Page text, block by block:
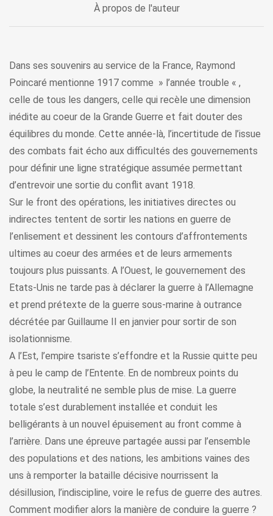
À propos de l'auteur
Dans ses souvenirs au service de la France, Raymond
Poincaré mentionne 1917 comme » l’année trouble « ,
celle de tous les dangers, celle qui recèle une dimension
inédite au coeur de la Grande Guerre et fait douter des
équilibres du monde. Cette année-là, l’incertitude de l’issue
des combats fait écho aux difficultés des gouvernements
pour définir une ligne stratégique assumée permettant
d’entrevoir une sortie du conflit avant 1918.
Sur le front des opérations, les initiatives directes ou
indirectes tentent de sortir les nations en guerre de
l’enlisement et dessinent les contours d’affrontements
ultimes au coeur des armées et de leurs armements
toujours plus puissants. A l’Ouest, le gouvernement des
Etats-Unis ne tarde pas à déclarer la guerre à l’Allemagne
et prend prétexte de la guerre sous-marine à outrance
décrétée par Guillaume II en janvier pour sortir de son
isolationnisme.
A l’Est, l’empire tsariste s’effondre et la Russie quitte peu
à peu le camp de l’Entente. En de nombreux points du
globe, la neutralité ne semble plus de mise. La guerre
totale s’est durablement installée et conduit les
belligérants à un nouvel épuisement au front comme à
l’arrière. Dans une épreuve partagée aussi par l’ensemble
des populations et des nations, les ambitions vaines des
uns à remporter la bataille décisive nourrissent la
désillusion, l’indiscipline, voire le refus de guerre des autres.
Comment modifier alors la manière de conduire la guerre ?